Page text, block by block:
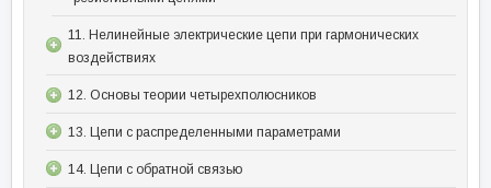
11. Нелинейные электрические цепи при гармонических
воздействиях
12. Основы теории четырехполюсников
13. Цепи с распределенными параметрами
14. Цепи с обратной связью